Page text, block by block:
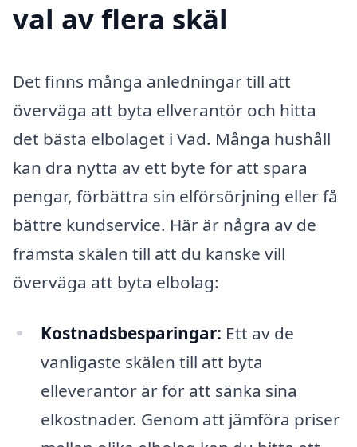
val av flera skäl
Det finns många anledningar till att
överväga att byta ellverantör och hitta
det bästa elbolaget i Vad. Många hushåll
kan dra nytta av ett byte för att spara
pengar, förbättra sin elförsörjning eller få
bättre kundservice. Här är några av de
främsta skälen till att du kanske vill
överväga att byta elbolag:
Kostnadsbesparingar: Ett av de
vanligaste skälen till att byta
elleverantör är för att sänka sina
elkostnader. Genom att jämföra priser